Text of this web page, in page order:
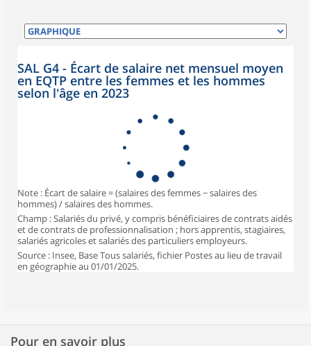
SAL G4 - Écart de salaire net mensuel moyen
en EQTP entre les femmes et les hommes
selon l'âge en 2023
Note : Écart de salaire = (salaires des femmes − salaires des
hommes) / salaires des hommes.
Champ : Salariés du privé, y compris bénéficiaires de contrats aidés
et de contrats de professionnalisation ; hors apprentis, stagiaires,
salariés agricoles et salariés des particuliers employeurs.
Source : Insee, Base Tous salariés, fichier Postes au lieu de travail
en géographie au 01/01/2025.
Pour en savoir plus